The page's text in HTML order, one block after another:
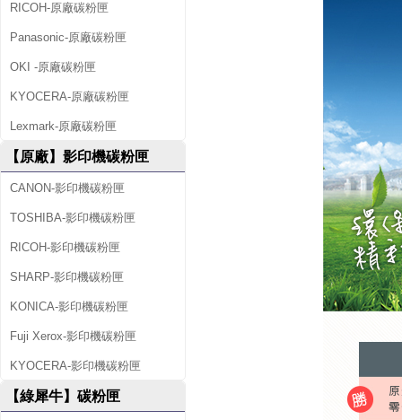
RICOH-原廠碳粉匣
Panasonic-原廠碳粉匣
OKI -原廠碳粉匣
KYOCERA-原廠碳粉匣
Lexmark-原廠碳粉匣
【原廠】影印機碳粉匣
CANON-影印機碳粉匣
TOSHIBA-影印機碳粉匣
RICOH-影印機碳粉匣
SHARP-影印機碳粉匣
KONICA-影印機碳粉匣
Fuji Xerox-影印機碳粉匣
KYOCERA-影印機碳粉匣
【綠犀牛】碳粉匣